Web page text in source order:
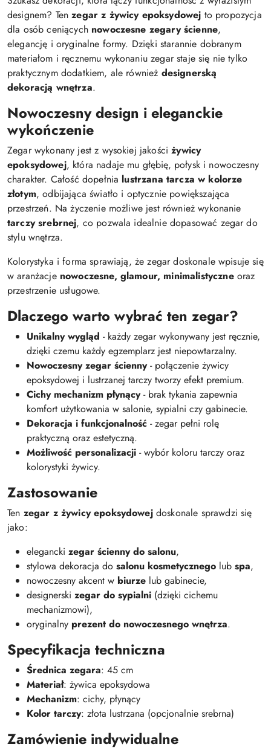
designem? Tenzegar z żywicy epoksydowej to propozycja
dla osób ceniących nowoczesne zegary ścienne,
elegancję i oryginalne formy. Dzięki starannie dobranym
materiałom i ręcznemu wykonaniu zegar staje się nie tylko
praktycznym dodatkiem, ale również designerską
dekoracją wnętrza.
Nowoczesny design i eleganckie
wykończenie
Zegar wykonany jest z wysokiej jakościżywicy
epoksydowej, która nadaje mu głębię, połysk i nowoczesny
charakter. Całość dopełnia lustrzana tarcza w kolorze
złotym, odbijająca światło i optycznie powiększająca
przestrzeń. Na życzenie możliwe jest również wykonanie
tarczy srebrnej, co pozwala idealnie dopasować zegar do
stylu wnętrza.
Kolorystyka i forma sprawiają, że zegar doskonale wpisuje się
w aranżacje nowoczesne, glamour, minimalistyczneoraz
przestrzenie usługowe.
Dlaczego warto wybrać ten zegar?
Unikalny wygląd - każdy zegar wykonywany jest ręcznie,
dzięki czemu każdy egzemplarz jest niepowtarzalny.
Nowoczesny zegar ścienny- połączenie żywicy
epoksydowej i lustrzanej tarczy tworzy efekt premium.
Cichy mechanizm płynący- brak tykania zapewnia
komfort użytkowania w salonie, sypialni czy gabinecie.
Dekoracja i funkcjonalność - zegar pełni rolę
praktyczną oraz estetyczną.
Możliwość personalizacji - wybór koloru tarczy oraz
kolorystyki żywicy.
Zastosowanie
Ten zegar z żywicy epoksydowejdoskonale sprawdzi się
jako:
elegancki zegar ścienny do salonu,
stylowa dekoracja do salonu kosmetycznego lub spa,
nowoczesny akcent w biurze lub gabinecie,
designerski zegar do sypialni (dzięki cichemu
mechanizmowi),
oryginalny prezent do nowoczesnego wnętrza.
Specyfikacja techniczna
Średnica zegara: 45 cm
Materiał: żywica epoksydowa
Mechanizm: cichy, płynący
Kolor tarczy: złota lustrzana (opcjonalnie srebrna)
Zamówienie indywidualne